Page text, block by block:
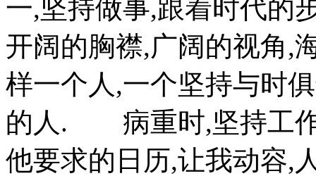
一,坚持做事,跟着时代的
开阔的胸襟,广阔的视角,
样一个人,一个坚持与时
的人. 病重时,坚持工作
他要求的日历,让我动容,